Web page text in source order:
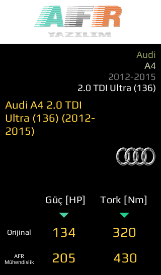
Audi
A4
2012-2015
2.0 TDI Ultra (136)
Audi A4 2.0 TDI
Ultra (136) (2012-
2015)
Güç [HP] Tork [Nm]
Orijinal 134 320
AFR
Mühendislik
205 430